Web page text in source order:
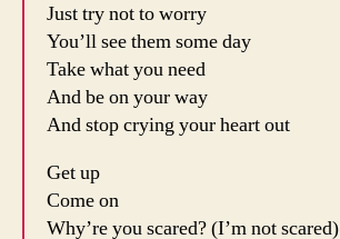
Just try not to worry
You’ll see them some day
Take what you need
And be on your way
And stop crying your heart out
Get up
Come on
Why’re you scared? (I’m not scared)